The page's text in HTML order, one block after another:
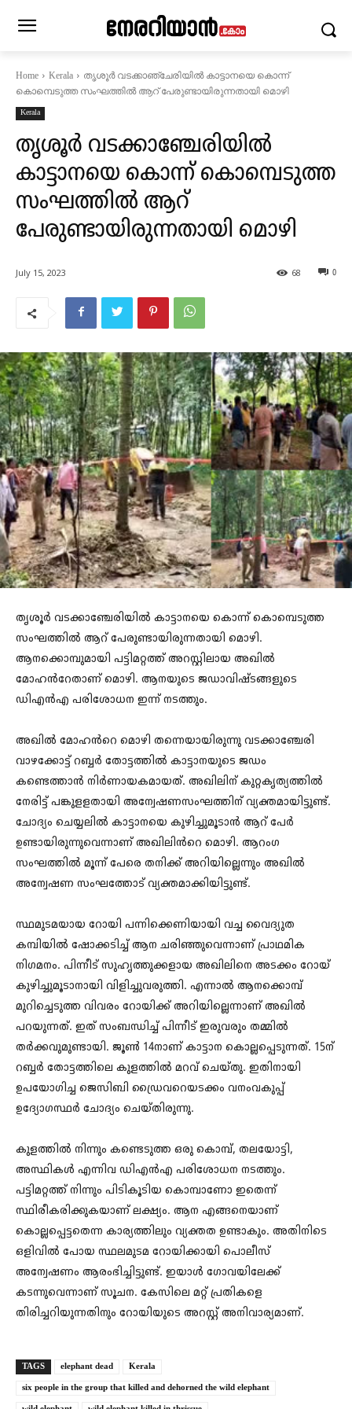
Home Kerala
തൃശൂർ വടക്കാഞ്ചേരിയിൽ കാട്ടാനയെ കൊന്ന്
കൊമ്പെടുത്ത സംഘത്തിൽ ആറ് പേരുണ്ടായിരുന്നതായി മൊഴി
Kerala
തൃശൂർ വടക്കാഞ്ചേരിയിൽ
കാട്ടാനയെ കൊന്ന് കൊമ്പെടുത്ത
സംഘത്തിൽ ആറ്
പേരുണ്ടായിരുന്നതായി മൊഴി
July 15, 2023 0
68
തൃശൂർ വടക്കാഞ്ചേരിയിൽ കാട്ടാനയെ കൊന്ന് കൊമ്പെടുത്ത
സംഘത്തിൽ ആറ് പേരുണ്ടായിരുന്നതായി മൊഴി.
ആനക്കൊമ്പുമായി പട്ടിമറ്റത്ത് അറസ്റ്റിലായ അഖിൽ
മോഹൻറേതാണ് മൊഴി. ആനയുടെ ജഡാവിഷ്ടങ്ങളുടെ
ഡിഎൻഎ പരിശോധന ഇന്ന് നടത്തും.
അഖിൽ മോഹൻറെ മൊഴി തന്നെയായിരുന്നു വടക്കാഞ്ചേരി
വാഴക്കോട്ട് റബ്ബർ തോട്ടത്തിൽ കാട്ടാനയുടെ ജഡം
കണ്ടെത്താൻ നിർണായകമായത്. അഖിലിന് കുറ്റകൃത്യത്തിൽ
നേരിട്ട് പങ്കുളളതായി അന്വേഷണസംഘത്തിന് വ്യക്തമായിട്ടുണ്ട്.
ചോദ്യം ചെയ്യലിൽ കാട്ടാനയെ കുഴിച്ചുമൂടാൻ ആറ് പേർ
ഉണ്ടായിരുന്നുവെന്നാണ് അഖിലിൻറെ മൊഴി. ആറംഗ
സംഘത്തിൽ മൂന്ന് പേരെ തനിക്ക് അറിയില്ലെന്നും അഖിൽ
അന്വേഷണ സംഘത്തോട് വ്യക്തമാക്കിയിട്ടുണ്ട്.
സ്ഥമുടമയായ റോയി പന്നിക്കെണിയായി വച്ച വൈദ്യുത
കമ്പിയിൽ ഷോക്കടിച്ച് ആന ചരിഞ്ഞുവെന്നാണ് പ്രാഥമിക
നിഗമനം. പിന്നീട് സുഹൃത്തുക്കളായ അഖിലിനെ അടക്കം റോയ്
കുഴിച്ചുമൂടാനായി വിളിച്ചുവരുത്തി. എന്നാൽ ആനക്കൊമ്പ്
മുറിച്ചെടുത്ത വിവരം റോയിക്ക് അറിയില്ലെന്നാണ് അഖിൽ
പറയുന്നത്. ഇത് സംബന്ധിച്ച് പിന്നീട് ഇരുവരും തമ്മിൽ
തർക്കവുമുണ്ടായി. ജൂൺ 14നാണ് കാട്ടാന കൊല്ലപ്പെടുന്നത്. 15ന്
റബ്ബർ തോട്ടത്തിലെ കുളത്തിൽ മറവ് ചെയ്തു. ഇതിനായി
ഉപയോഗിച്ച ജെസിബി ഡ്രൈവറെയടക്കം വനംവകുപ്പ്
ഉദ്യോഗസ്ഥർ ചോദ്യം ചെയ്തിരുന്നു.
കുളത്തിൽ നിന്നും കണ്ടെടുത്ത ഒരു കൊമ്പ്, തലയോട്ടി,
അസ്ഥികൾ എന്നിവ ഡിഎൻഎ പരിശോധന നടത്തും.
പട്ടിമറ്റത്ത് നിന്നും പിടികൂടിയ കൊമ്പാണോ ഇതെന്ന്
സ്ഥിരീകരിക്കുകയാണ് ലക്ഷ്യം. ആന എങ്ങനെയാണ്
കൊല്ലപ്പെട്ടതെന്ന കാര്യത്തിലും വ്യക്തത ഉണ്ടാകും. അതിനിടെ
ഒളിവിൽ പോയ സ്ഥലമുടമ റോയിക്കായി പൊലീസ്
അന്വേഷണം ആരംഭിച്ചിട്ടുണ്ട്. ഇയാൾ ഗോവയിലേക്ക്
കടന്നുവെന്നാണ് സൂചന. കേസിലെ മറ്റ് പ്രതികളെ
തിരിച്ചറിയുന്നതിനും റോയിയുടെ അറസ്റ്റ് അനിവാര്യമാണ്.
TAGS elephant dead
Kerala
six people in the group that killed and dehorned the wild elephant